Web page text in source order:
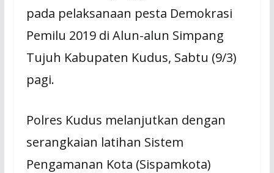
pada pelaksanaan pesta Demokrasi
Pemilu 2019 di Alun-alun Simpang
Tujuh Kabupaten Kudus, Sabtu (9/3)
pagi.
Polres Kudus melanjutkan dengan
serangkaian latihan Sistem
Pengamanan Kota (Sispamkota)